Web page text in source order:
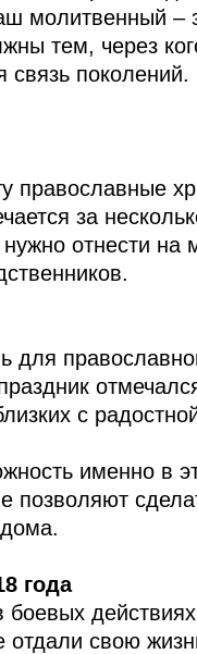
молитвенный
тем, через
поколений.
православные
за
отнести на
с
именно в
позволяют
года
свою